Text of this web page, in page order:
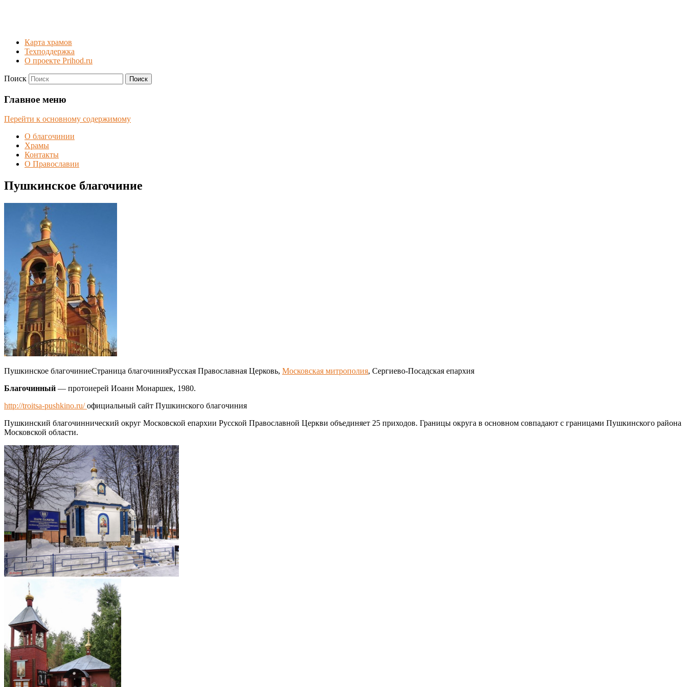
Карта храмов
Техподдержка
О проекте Prihod.ru
Пушкинское благочиние
Поиск
Главное меню
Перейти к основному содержимому
О благочинии
Храмы
Контакты
О Православии
Пушкинское благочиние
Пушкинское благочиниеСтраница благочинияРусская Православная Церковь, Московская митрополия, Сергиево-Посадская епархия
Благочинный — протоиерей Иоанн Монаршек, 1980.
http://troitsa-pushkino.ru/официальный сайт Пушкинского благочиния
Пушкинский благочиннический округ Московской епархии Русской Православной Церкви объединяет 25 приходов. Границы округа в основном совпадают с границами Пушкинского района
Московской области.